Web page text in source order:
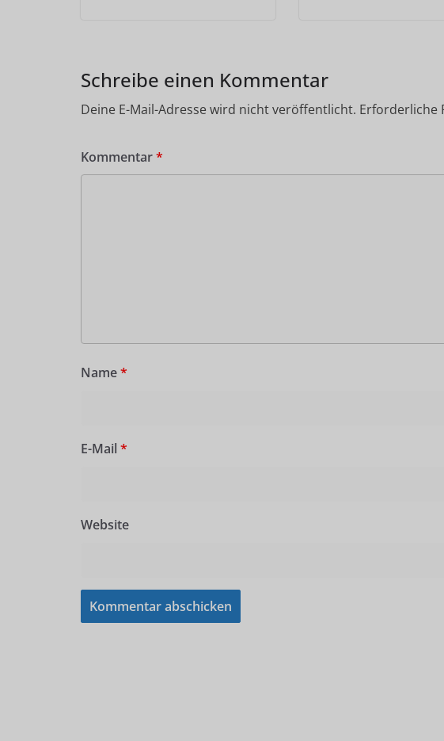
Schreibe einen Kommentar
Deine E-Mail-Adresse wird nicht veröffentlicht. Erforderliche
Kommentar*
Name*
E-Mail *
Website